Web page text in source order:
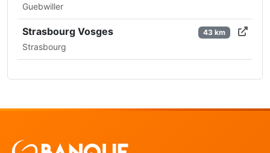
Guebwiller
Strasbourg Vosges
Strasbourg
43 km